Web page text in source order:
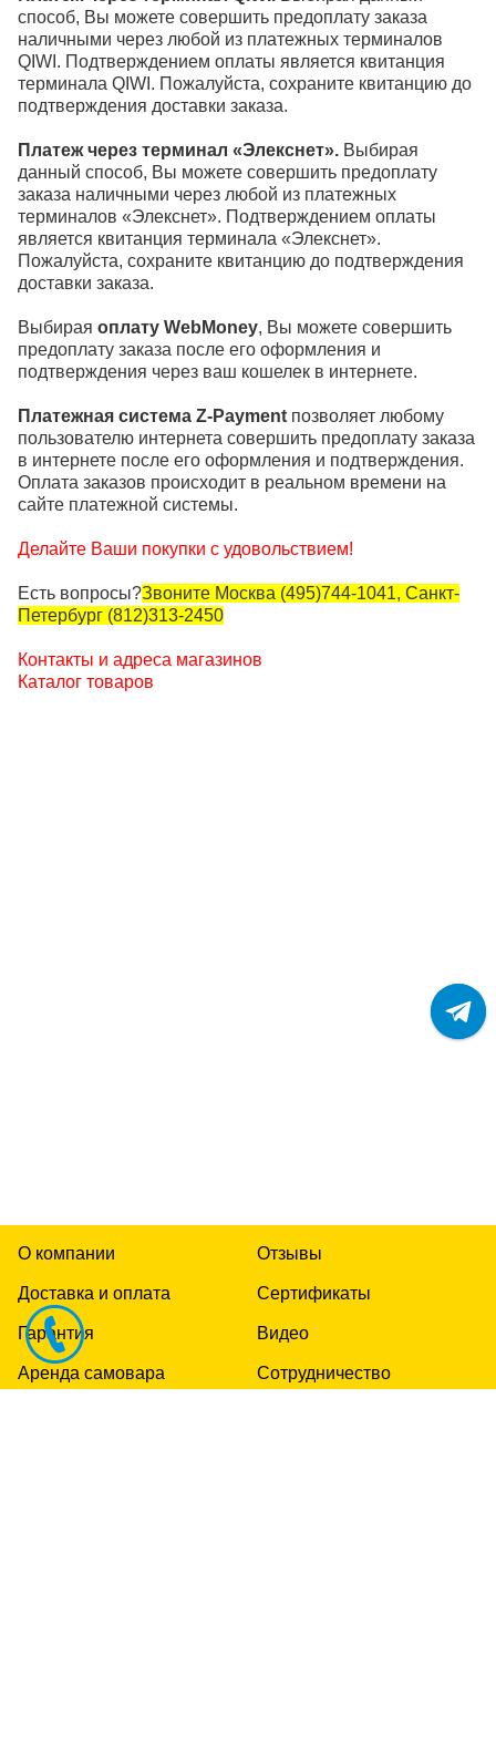
способ, Вы можете совершить предоплату заказа
наличными через любой из платежных терминалов
QIWI. Подтверждением оплаты является квитанция
терминала QIWI. Пожалуйста, сохраните квитанцию до
подтверждения доставки заказа.
Платеж через терминал «Элекснет». Выбирая
данный способ, Вы можете совершить предоплату
заказа наличными через любой из платежных
терминалов «Элекснет». Подтверждением оплаты
является квитанция терминала «Элекснет».
Пожалуйста, сохраните квитанцию до подтверждения
доставки заказа.
Выбирая оплату WebMoney, Вы можете совершить
предоплату заказа после его оформления и
подтверждения через ваш кошелек в интернете.
Платежная система Z-Payment позволяет любому
пользователю интернета совершить предоплату заказа
в интернете после его оформления и подтверждения.
Оплата заказов происходит в реальном времени на
сайте платежной системы.
Делайте Ваши покупки с удовольствием!
Есть вопросы?Звоните Москва (495)744-1041, Санкт-
Петербург (812)313-2450
Контакты и адреса магазинов
Каталог товаров
О компании
Доставка и оплата
Гарантия
Аренда самовара
Отзывы
Сертификаты
Видео
Сотрудничество